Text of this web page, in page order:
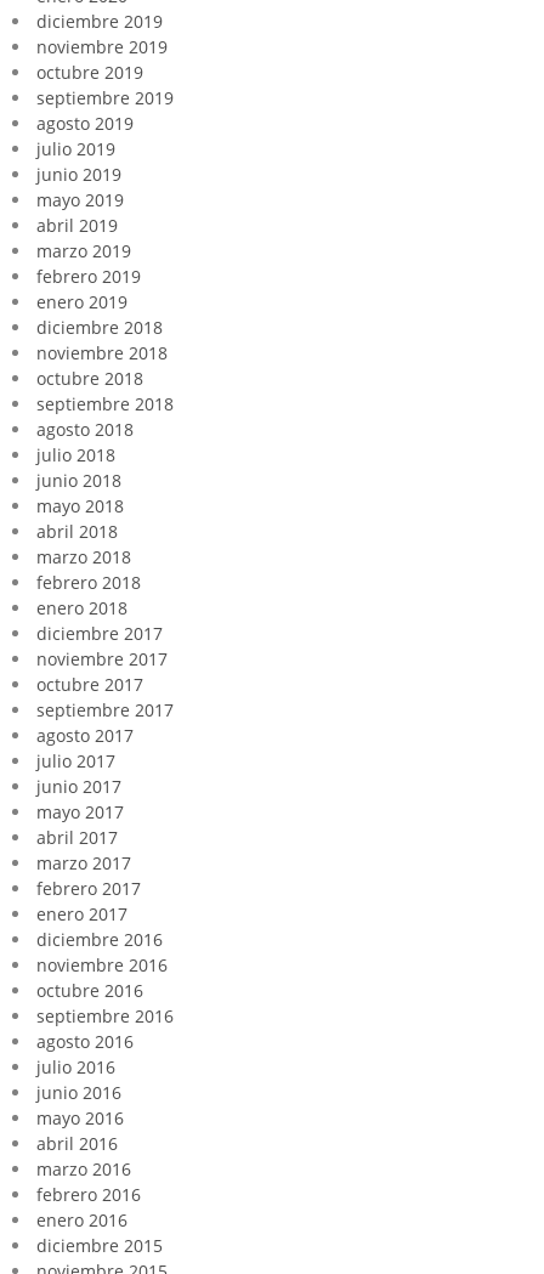
diciembre 2019
noviembre 2019
octubre 2019
septiembre 2019
agosto 2019
julio 2019
junio 2019
mayo 2019
abril 2019
marzo 2019
febrero 2019
enero 2019
diciembre 2018
noviembre 2018
octubre 2018
septiembre 2018
agosto 2018
julio 2018
junio 2018
mayo 2018
abril 2018
marzo 2018
febrero 2018
enero 2018
diciembre 2017
noviembre 2017
octubre 2017
septiembre 2017
agosto 2017
julio 2017
junio 2017
mayo 2017
abril 2017
marzo 2017
febrero 2017
enero 2017
diciembre 2016
noviembre 2016
octubre 2016
septiembre 2016
agosto 2016
julio 2016
junio 2016
mayo 2016
abril 2016
marzo 2016
febrero 2016
enero 2016
diciembre 2015